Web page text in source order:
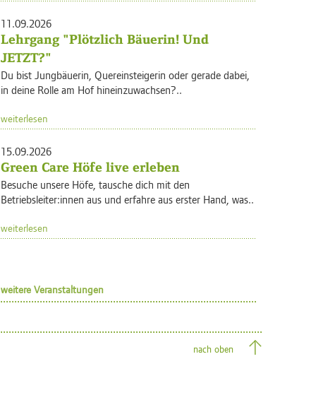
11.09.2026
Lehrgang "Plötzlich Bäuerin! Und
JETZT?"
Du bist Jungbäuerin, Quereinsteigerin oder gerade dabei,
in deine Rolle am Hof hineinzuwachsen?..
weiterlesen
15.09.2026
Green Care Höfe live erleben
Besuche unsere Höfe, tausche dich mit den
Betriebsleiter:innen aus und erfahre aus erster Hand, was..
weiterlesen
weitere Veranstaltungen
nach oben